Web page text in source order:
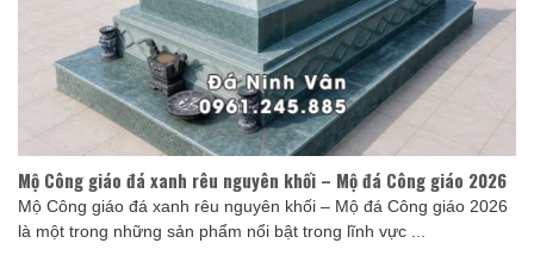
Mộ Công giáo đá xanh rêu nguyên khối – Mộ đá Công giáo 2026
Mộ Công giáo đá xanh rêu nguyên khối – Mộ đá Công giáo 2026
là một trong những sản phẩm nổi bật trong lĩnh vực ...